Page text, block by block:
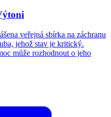
veřejná sbírka na záchranu
jehož stav je kritický.
může rozhodnout o jeho